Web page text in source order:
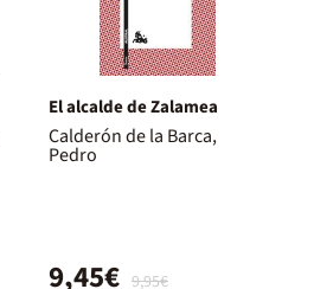
El alcalde de Zalamea
Calderón de la Barca,
Pedro
9,95€
9,45€